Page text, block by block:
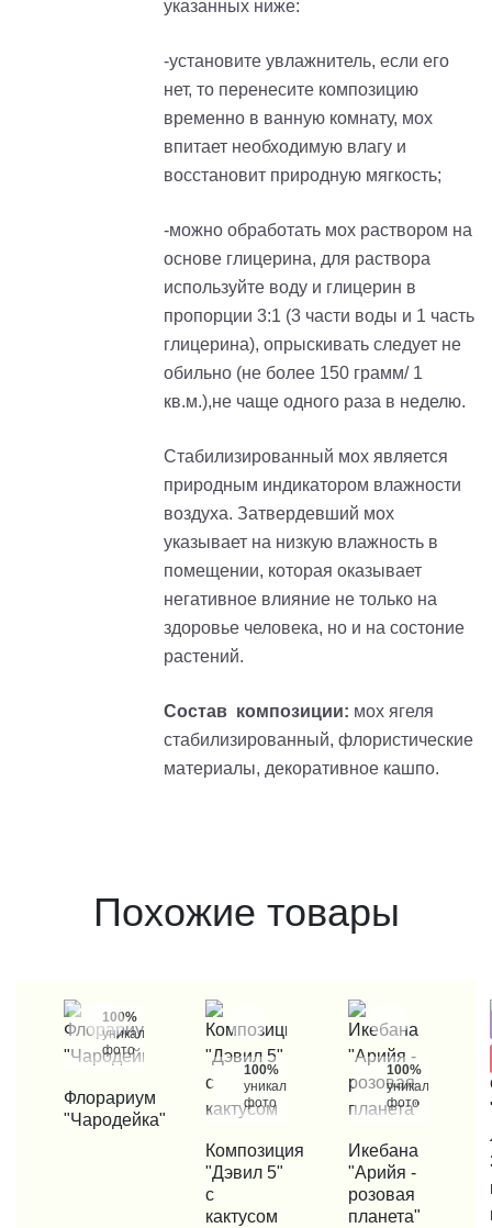
указанных ниже:
-установите увлажнитель, если его
нет, то перенесите композицию
временно в ванную комнату, мох
впитает необходимую влагу и
восстановит природную мягкость;
-можно обработать мох раствором на
основе глицерина, для раствора
используйте воду и глицерин в
пропорции 3:1 (3 части воды и 1 часть
глицерина), опрыскивать следует не
обильно (не более 150 грамм/ 1
кв.м.),не чаще одного раза в неделю.
Стабилизированный мох является
природным индикатором влажности
воздуха. Затвердевший мох
указывает на низкую влажность в
помещении, которая оказывает
негативное влияние не только на
здоровье человека, но и на состоние
растений.
Состав композиции: мох ягеля
стабилизированный, флористические
материалы, декоративное кашпо.
Похожие товары
100%
уникальные
фото
КУПИТЬ В 1 КЛИК
Флорариум
"Чародейка"
100%
уникальные
фото
КУПИТЬ В 1 КЛИК
Композиция
"Дэвил 5"
с
кактусом
100%
уникальные
фото
КУПИТЬ В 1 КЛИК
Икебана
"Арийя -
розовая
планета"